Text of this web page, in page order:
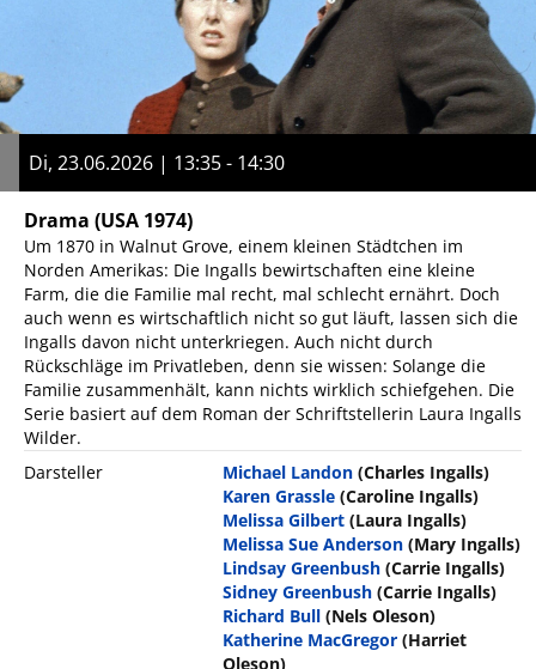
Di, 23.06.2026 | 13:35 - 14:30
Drama (USA 1974)
Um 1870 in Walnut Grove, einem kleinen Städtchen im
Norden Amerikas: Die Ingalls bewirtschaften eine kleine
Farm, die die Familie mal recht, mal schlecht ernährt. Doch
auch wenn es wirtschaftlich nicht so gut läuft, lassen sich die
Ingalls davon nicht unterkriegen. Auch nicht durch
Rückschläge im Privatleben, denn sie wissen: Solange die
Familie zusammenhält, kann nichts wirklich schiefgehen. Die
Serie basiert auf dem Roman der Schriftstellerin Laura Ingalls
Wilder.
Darsteller
Michael Landon (Charles Ingalls)
Karen Grassle (Caroline Ingalls)
Melissa Gilbert (Laura Ingalls)
Melissa Sue Anderson (Mary Ingalls)
Lindsay Greenbush (Carrie Ingalls)
Sidney Greenbush (Carrie Ingalls)
Richard Bull (Nels Oleson)
Katherine MacGregor (Harriet
Oleson)